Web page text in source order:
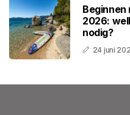
Beginnen
2026:
nodig?
24 juni